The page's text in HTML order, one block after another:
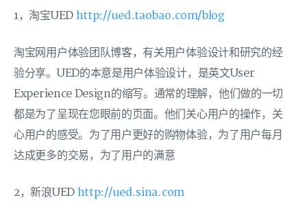
1，淘宝UED http://ued.taobao.com/blog
淘宝网用户体验团队博客，有关用户体验设计和研究的经
验分享。UED的本意是用户体验设计，是英文User
Experience Design的缩写。通常的理解，他们做的一切
都是为了呈现在您眼前的页面。他们关心用户的操作，关
心用户的感受。为了用户更好的购物体验，为了用户每月
达成更多的交易，为了用户的满意
2，新浪UED http://ued.sina.com